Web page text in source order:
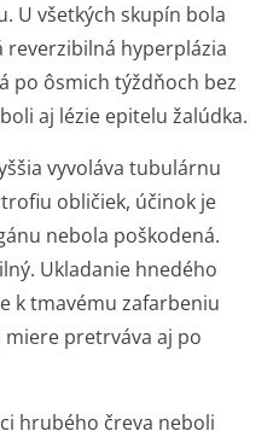
U všetkých skupín bola
hyperplázia
po ôsmich týždňoch bez
aj lézie epitelu žalúdka.
vyvoláva tubulárnu
obličiek, účinok je
nebola poškodená.
Ukladanie hnedého
k tmavému zafarbeniu
pretrváva aj po
hrubého čreva neboli